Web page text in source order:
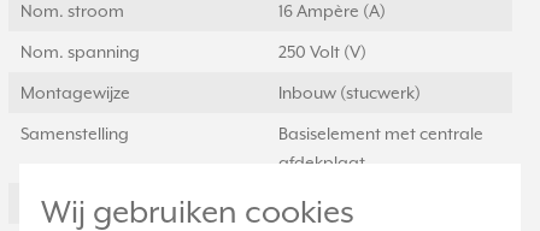
Wij gebruiken cookies
Nom. stroom 16 Ampère (A)
Nom. spanning 250 Volt (V)
Montagewijze Inbouw (stucwerk)
Samenstelling
Basiselement met centrale
afdekplaat
Kleur Overig